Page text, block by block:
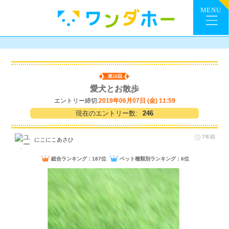
第16回
愛犬とお散歩
エントリー締切:2019年06月07日 (金) 11:59
現在のエントリー数: 246
にこにこあさひ 7年前
総合ランキング：187位 ペット種類別ランキング：6位